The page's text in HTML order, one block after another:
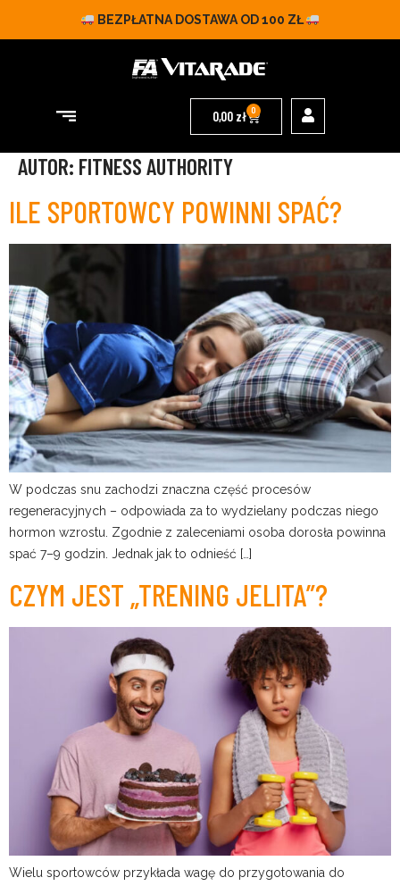
BEZPŁATNA DOSTAWA OD 100 ZŁ
0,00 zł 0
AUTOR: FITNESS AUTHORITY
ILE SPORTOWCY POWINNI SPAĆ?
W podczas snu zachodzi znaczna część procesów
regeneracyjnych – odpowiada za to wydzielany podczas niego
hormon wzrostu. Zgodnie z zaleceniami osoba dorosła powinna
spać 7–9 godzin. Jednak jak to odnieść […]
CZYM JEST „TRENING JELITA”?
Wielu sportowców przykłada wagę do przygotowania do